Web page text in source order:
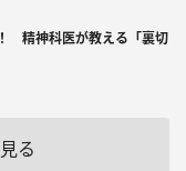
精神科医が教える「裏切
る